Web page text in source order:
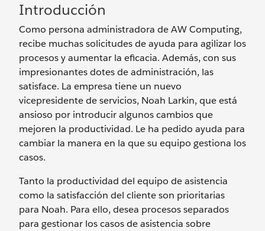
Introducción
Como persona administradora de AW Computing,
recibe muchas solicitudes de ayuda para agilizar los
procesos y aumentar la eficacia. Además, con sus
impresionantes dotes de administración, las
satisface. La empresa tiene un nuevo
vicepresidente de servicios, Noah Larkin, que está
ansioso por introducir algunos cambios que
mejoren la productividad. Le ha pedido ayuda para
cambiar la manera en la que su equipo gestiona los
casos.
Tanto la productividad del equipo de asistencia
como la satisfacción del cliente son prioritarias
para Noah. Para ello, desea procesos separados
para gestionar los casos de asistencia sobre